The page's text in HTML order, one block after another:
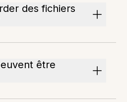
des fichiers
être